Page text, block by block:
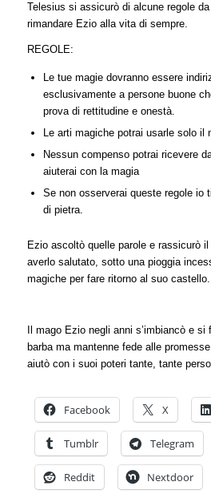
Telesius si assicurò di alcune regole
rimandare Ezio alla vita di sempre.
REGOLE:
Le tue magie dovranno essere
esclusivamente a persone buone
prova di rettitudine e onestà.
Le arti magiche potrai usarle solo il
Nessun compenso potrai ricevere
aiuterai con la magia
Se non osserverai queste regole io
di pietra.
Ezio ascoltò quelle parole e rassicurò
averlo salutato, sotto una pioggia
magiche per fare ritorno al suo castello.
Il mago Ezio negli anni s’imbiancò e
barba ma mantenne fede alle
aiutò con i suoi poteri tante, tante
Facebook X
Tumblr Telegram
Reddit Nextdoor